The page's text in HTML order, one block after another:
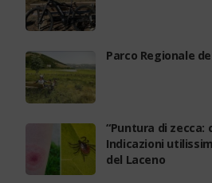
Parco Regionale
“Puntura di zecca:
Indicazioni
del Laceno